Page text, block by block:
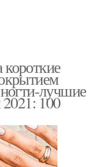
лучшие
100